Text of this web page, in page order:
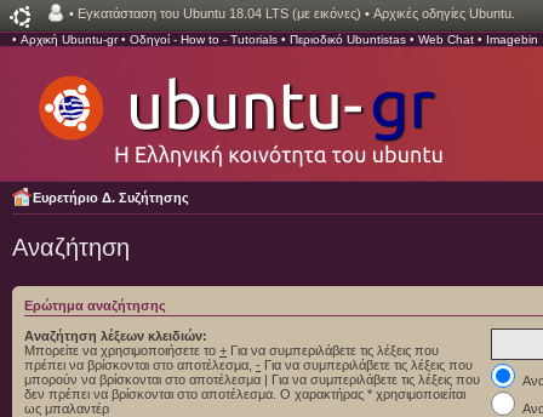
• Εγκατάσταση του Ubuntu 18.04 LTS (με εικόνες) • Αρχικές οδηγίες Ubuntu.
• Αρχική Ubuntu-gr• Οδηγοί - How to - Tutorials • Περιοδικό Ubuntistas • Web Chat • Imagebin
Ευρετήριο Δ. Συζήτησης
Αναζήτηση
Ερώτημα αναζήτησης
Αναζήτηση λέξεων κλειδιών:
Μπορείτε να χρησιμοποιήσετε το + Για να συμπεριλάβετε τις λέξεις που
πρέπει να βρίσκονται στο αποτέλεσμα, - Για να συμπεριλάβετε τις λέξεις που
μπορούν να βρίσκονται στο αποτέλεσμα | Για να συμπεριλάβετε τις λέξεις που
δεν πρέπει να βρίσκονται στο αποτέλεσμα. Ο χαρακτήρας * χρησιμοποιείται
ως μπαλαντέρ